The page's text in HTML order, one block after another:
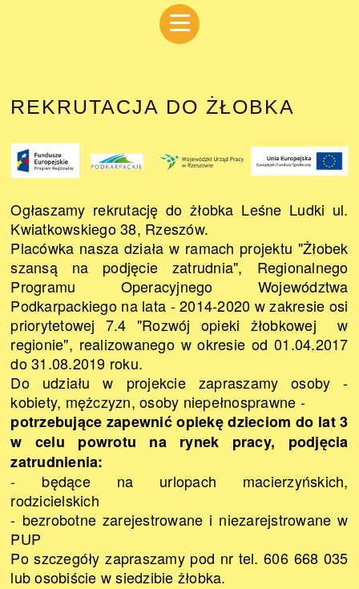
REKRUTACJA DO ŻŁOBKA
Ogłaszamy rekrutację do żłobka Leśne Ludki ul.
Kwiatkowskiego 38, Rzeszów.
Placówka nasza działa w ramach projektu "Żłobek
szansą na podjęcie zatrudnia", Regionalnego
Programu Operacyjnego Województwa
Podkarpackiego na lata - 2014-2020 w zakresie osi
priorytetowej 7.4 "Rozwój opieki żłobkowej w
regionie", realizowanego w okresie od 01.04.2017
do 31.08.2019 roku.
Do udziału w projekcie zapraszamy osoby -
kobiety, mężczyzn, osoby niepełnosprawne -
potrzebujące zapewnić opiekę dzieciom do lat 3
w celu powrotu na rynek pracy, podjęcia
zatrudnienia:
- będące na urlopach macierzyńskich,
rodzicielskich
- bezrobotne zarejestrowane i niezarejstrowane w
PUP
Po szczegóły zapraszamy pod nr tel. 606 668 035
lub osobiście w siedzibie żłobka.